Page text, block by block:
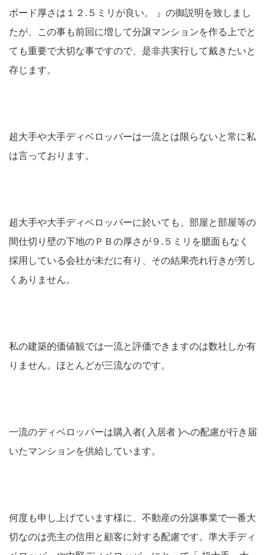
ボード厚さは１２.５ミリが良い。 』の御説明を致しまし
たが、この事も前回に増して分譲マンションを作る上でと
ても重要で大切な事ですので、是非共実行して戴きたいと
存じます。
超大手や大手ディベロッパーは一流とは限らないと常に私
は言っております。
超大手や大手ディベロッパーに於いても、部屋と部屋等の
間仕切り壁の下地のＰＢの厚さが９.５ミリを臆面もなく
採用している会社が未だに有り、その結果売れ行きが芳し
くありません。
私の建築的価値観では一流と評価できますのは数社しか有
りません。ほとんどが三流なのです。
一流のディベロッパーは購入者( 入居者 )への配慮が行き届
いたマンションを供給しています。
何度も申し上げています様に、不動産の分譲事業で一番大
切なのは売主の信用と顧客に対する配慮です。準大手ディ